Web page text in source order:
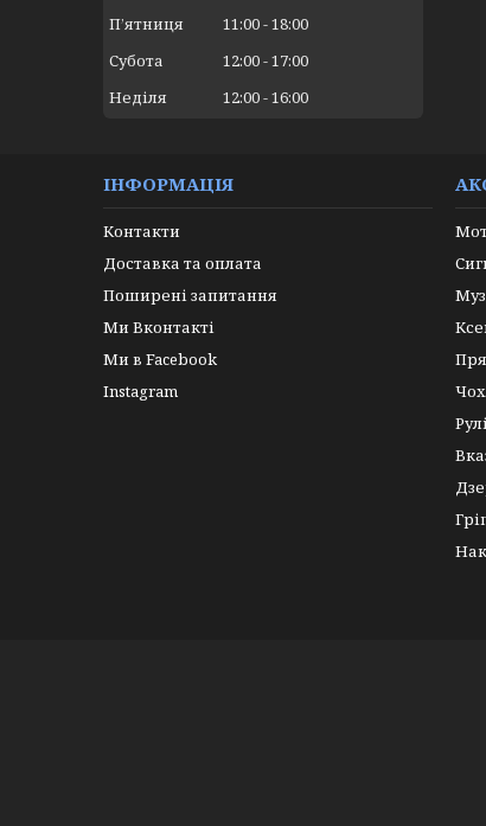
Пʼятниця
11:00 18:00
Субота
12:00 17:00
Неділя
12:00 16:00
ІНФОРМАЦІЯ
Контакти
Доставка та оплата
Поширені запитання
Ми Вконтакті
Ми в Facebook
Instagram